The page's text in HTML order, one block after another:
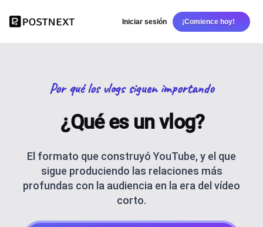
Iniciar sesión ¡Comience hoy!
Por qué los vlogs siguen importando
¿Qué es un vlog?
El formato que construyó YouTube, y el que
sigue produciendo las relaciones más
profundas con la audiencia en la era del vídeo
corto.